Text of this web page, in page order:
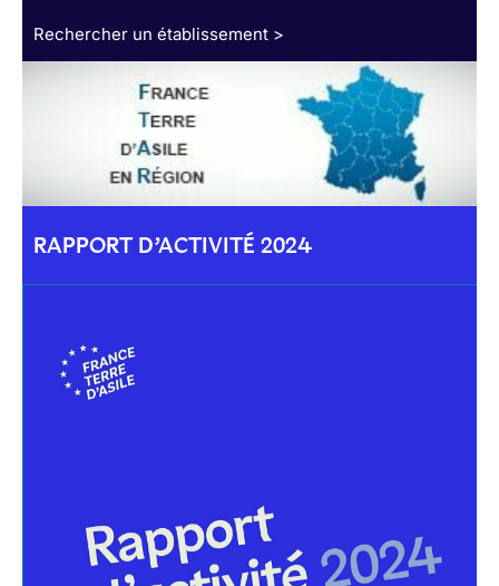
Rechercher un établissement >
RAPPORT D’ACTIVITÉ 2024